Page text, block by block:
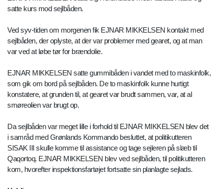
satte kurs mod sejlbåden.
Ved syv-tiden om morgenen fik EJNAR MIKKELSEN kontakt med
sejlbåden, der oplyste, at der var problemer med gearet, og at man
var ved at løbe tør for brændolie.
EJNAR MIKKELSEN satte gummibåden i vandet med to maskinfolk,
som gik om bord på sejlbåden. De to maskinfolk kunne hurtigt
konstatere, at grunden til, at gearet var brudt sammen, var, at al
smøreolien var brugt op.
Da sejlbåden var meget lille i forhold til EJNAR MIKKELSEN blev det
i samråd med Grønlands Kommando besluttet, at politikutteren
SISAK III skulle komme til assistance og tage sejleren på slæb til
Qaqortoq. EJNAR MIKKELSEN blev ved sejlbåden, til politikutteren
kom, hvorefter inspektionsfartøjet fortsatte sin planlagte sejlads.